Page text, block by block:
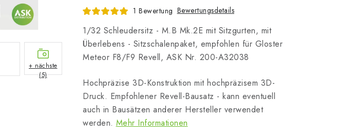
1 Bewertung Bewertungsdetails
1/32 Schleudersitz - M.B Mk.2E mit Sitzgurten, mit
Überlebens - Sitzschalenpaket, empfohlen für Gloster
Meteor F8/F9 Revell, ASK Nr. 200-A32038
Hochpräzise 3D-Konstruktion mit hochpräzisem 3D-
Druck. Empfohlener Revell-Bausatz - kann eventuell
auch in Bausätzen anderer Hersteller verwendet
werden. Mehr Informationen
+ nächste
(5)